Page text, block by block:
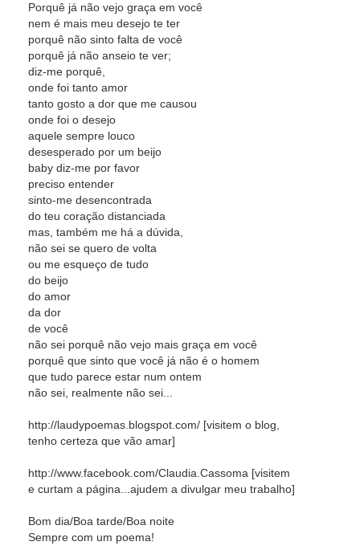
Porquê já não vejo graça em você
nem é mais meu desejo te ter
porquê não sinto falta de você
porquê já não anseio te ver;
diz-me porquê,
onde foi tanto amor
tanto gosto a dor que me causou
onde foi o desejo
aquele sempre louco
desesperado por um beijo
baby diz-me por favor
preciso entender
sinto-me desencontrada
do teu coração distanciada
mas, também me há a dúvida,
não sei se quero de volta
ou me esqueço de tudo
do beijo
do amor
da dor
de você
não sei porquê não vejo mais graça em você
porquê que sinto que você já não é o homem
que tudo parece estar num ontem
não sei, realmente não sei...
http://laudypoemas.blogspot.com/ [visitem o blog,
tenho certeza que vão amar]
http://www.facebook.com/Claudia.Cassoma [visitem
e curtam a página...ajudem a divulgar meu trabalho]
Bom dia/Boa tarde/Boa noite
Sempre com um poema!